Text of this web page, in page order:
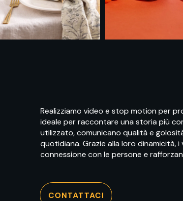
Realizziamo video e stop motion per
ideale per raccontare una storia più
utilizzato, comunicano qualità e
quotidiana. Grazie alla loro dinamicità,
connessione con le persone e
CONTATTACI